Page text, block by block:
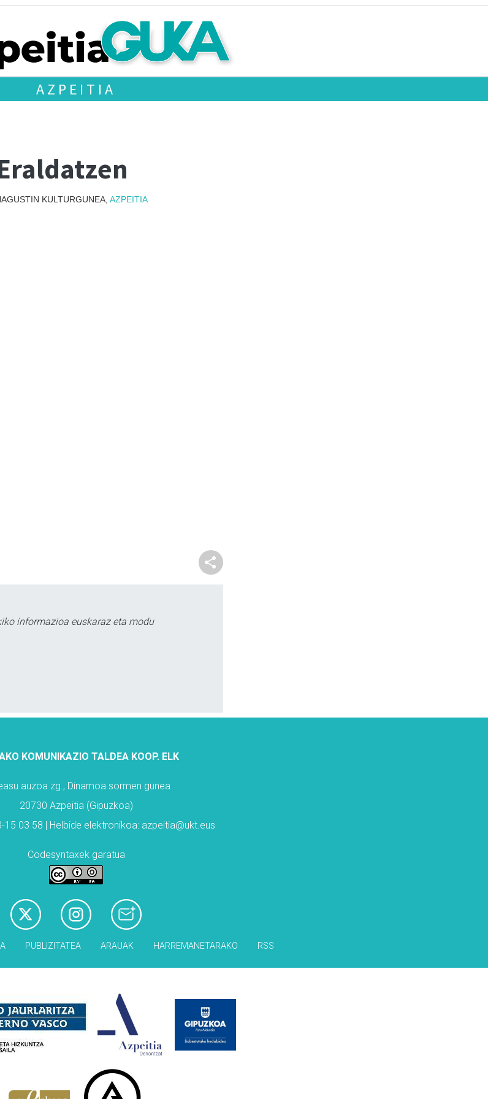
AZPEITIA
KULTURGUNEA, AZPEITIA
informazioa euskaraz eta modu
KOMUNIKAZIO TALDEA KOOP. ELK
auzoa zg., Dinamoa sormen gunea
20730 Azpeitia (Gipuzkoa)
15 03 58 | Helbide elektronikoa: azpeitia@ukt.eus
Codesyntaxek garatua
PUBLIZITATEA ARAUAK HARREMANETARAKO RSS